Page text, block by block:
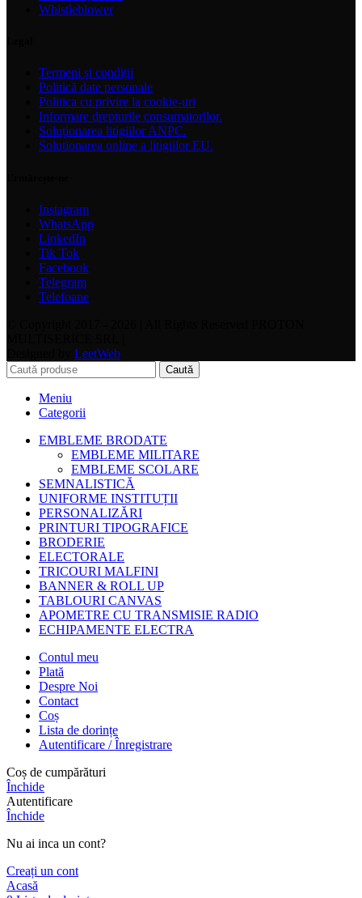
Whistleblower
Termeni și condiții
Politică date personale
Politica cu privire la cookie-uri
Informare drepturile consumatorilor.
Soluționarea litigiilor ANPC.
Solutionarea online a litigiilor EU.
Instagram
WhatsApp
LinkedIn
Tik Tok
Facebook
Telegram
Telefoane
LeetWeb
Caută
Meniu
Categorii
EMBLEME BRODATE
EMBLEME MILITARE
EMBLEME SCOLARE
SEMNALISTICĂ
UNIFORME INSTITUȚII
PERSONALIZĂRI
PRINTURI TIPOGRAFICE
BRODERIE
ELECTORALE
TRICOURI MALFINI
BANNER & ROLL UP
TABLOURI CANVAS
APOMETRE CU TRANSMISIE RADIO
ECHIPAMENTE ELECTRA
Contul meu
Plată
Despre Noi
Contact
Coș
Lista de dorințe
Autentificare / Înregistrare
Coș de cumpărături
Închide
Autentificare
Închide
Nu ai inca un cont?
Creați un cont
Acasă